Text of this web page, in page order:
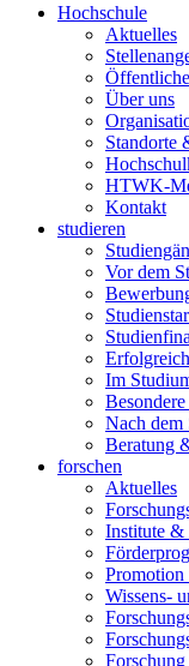
Hochschule
Aktuelles
Über uns
Standorte
HTWK-
Kontakt
studieren
Vor dem
Im
Nach dem
Beratung
forschen
Aktuelles
Institute &
Promotion
Wissens-
Forschung